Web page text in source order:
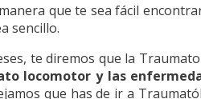
que te sea fácil
sencillo.
te diremos que la
locomotor y las
que has de ir a